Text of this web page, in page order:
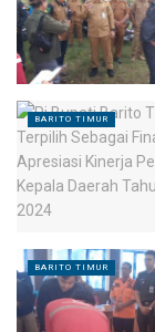
BARITO TIMUR
BARITO TIMUR